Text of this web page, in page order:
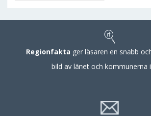
Regionfakta ger läsaren en snabb
bild av länet och kommunerna